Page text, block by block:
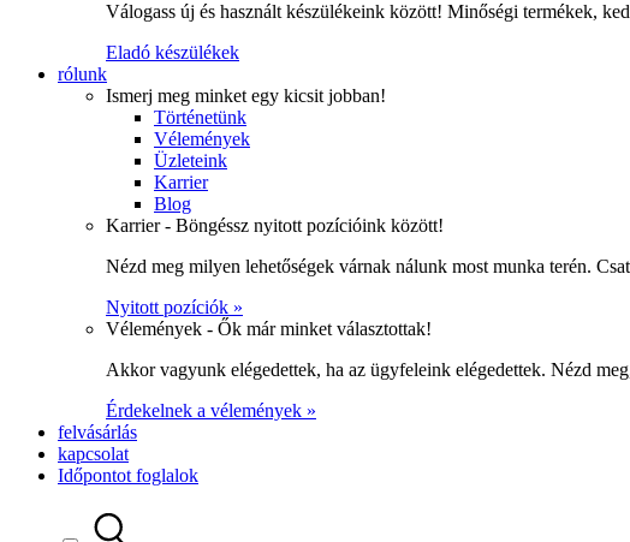
Válogass új és használt készülékeink között! Minőségi termékek,
Eladó készülékek
rólunk
Ismerj meg minket egy kicsit jobban!
Történetünk
Vélemények
Üzleteink
Karrier
Blog
Karrier - Böngéssz nyitott pozícióink között!
Nézd meg milyen lehetőségek várnak nálunk most munka terén.
Nyitott pozíciók »
Vélemények - Ők már minket választottak!
Akkor vagyunk elégedettek, ha az ügyfeleink elégedettek. Nézd
Érdekelnek a vélemények »
felvásárlás
kapcsolat
Időpontot foglalok